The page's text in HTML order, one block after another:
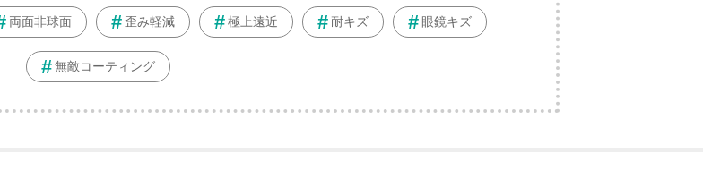
両面非球面 歪み軽減 極上遠近 耐キズ 眼鏡キズ
無敵コーティング